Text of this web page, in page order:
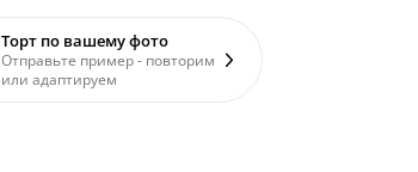
Торт по вашему фото
Отправьте пример - повторим
или адаптируем